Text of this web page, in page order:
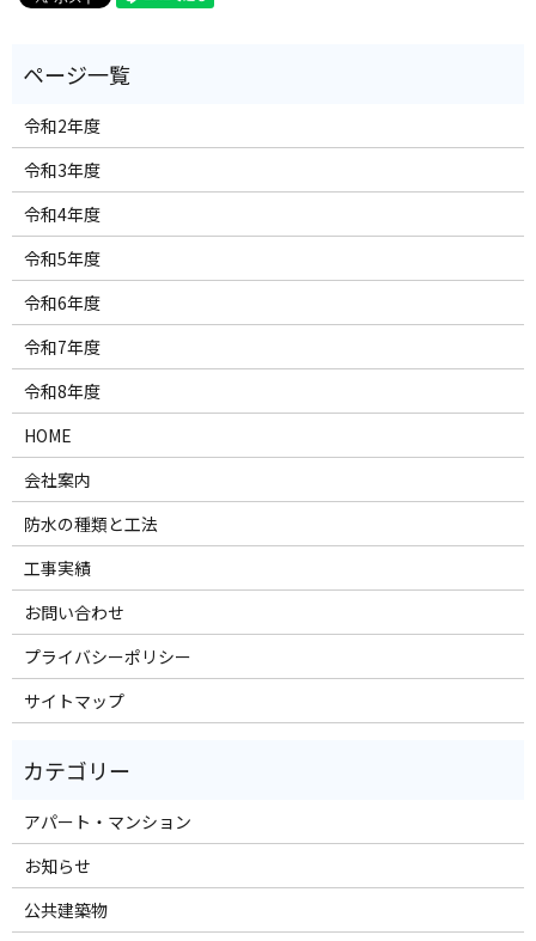
令和2年度
令和3年度
令和4年度
令和5年度
令和6年度
令和7年度
令和8年度
HOME
会社案内
防水の種類と工法
工事実績
お問い合わせ
プライバシーポリシー
サイトマップ
アパート・マンション
お知らせ
公共建築物